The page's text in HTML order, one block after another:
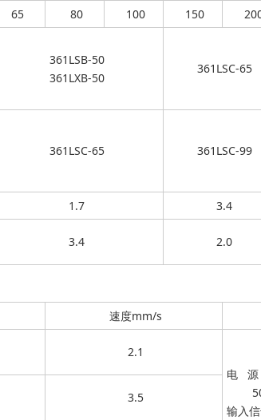
65 80 100 150
361LSB-50
361LXB-50
361LSC-65
361LSC-65 361LSC-99
1.7 3.4
3.4 2.0
速度mm/s
2.1
电 源
输入
3.5